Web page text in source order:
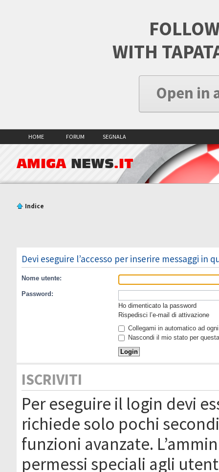
WITH
Open in
HOME FORUM SEGNALA
AMIGA NEWS.IT
Indice
Devi eseguire l’accesso per inserire messaggi in
Nome utente:
Password:
Ho dimenticato la password
Rispedisci l’e-mail di attivazione
Collegami in automatico ad
Nascondi il mio stato per
ISCRIVITI
Per eseguire il login devi
richiede solo pochi
funzioni avanzate.
permessi speciali agli